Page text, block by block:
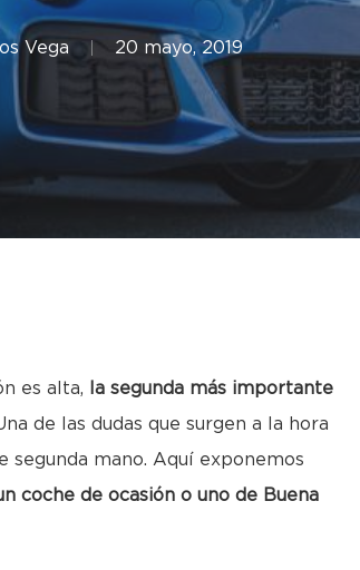
Vega 20 mayo, 2019
es alta, la segunda más importante
de las dudas que surgen a la hora
segunda mano. Aquí exponemos
coche de ocasión o uno de Buena